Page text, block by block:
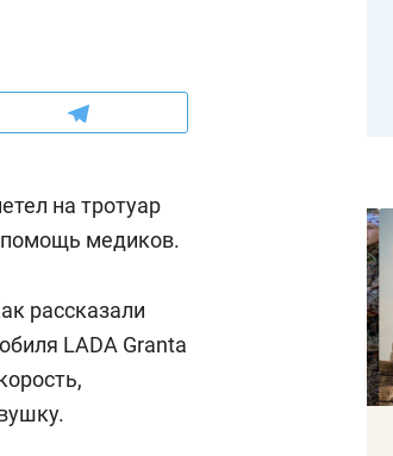
на тротуар
медиков.
рассказали
LADA Granta